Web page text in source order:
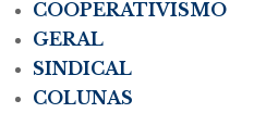
COOPERATIVISMO
GERAL
SINDICAL
COLUNAS